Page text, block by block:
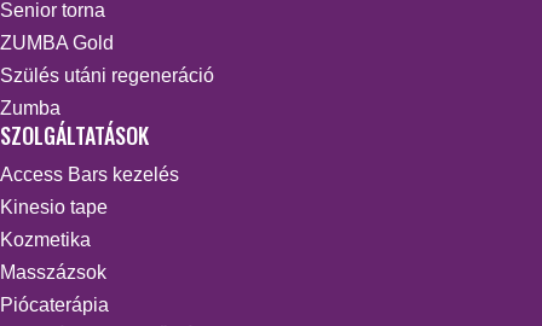
Senior torna
ZUMBA Gold
Szülés utáni regeneráció
Zumba
SZOLGÁLTATÁSOK
Access Bars kezelés
Kinesio tape
Kozmetika
Masszázsok
Piócaterápia